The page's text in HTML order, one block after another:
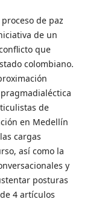
de paz
de un
que
colombiano.
de
en Medellín
cargas
así como la
y
posturas
4 artículos